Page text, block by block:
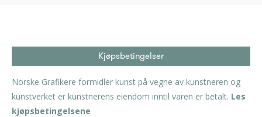
Kjøpsbetingelser
Norske Grafikere formidler kunst på vegne av kunstneren og
kunstverket er kunstnerens eiendom inntil varen er betalt. Les
kjøpsbetingelsene